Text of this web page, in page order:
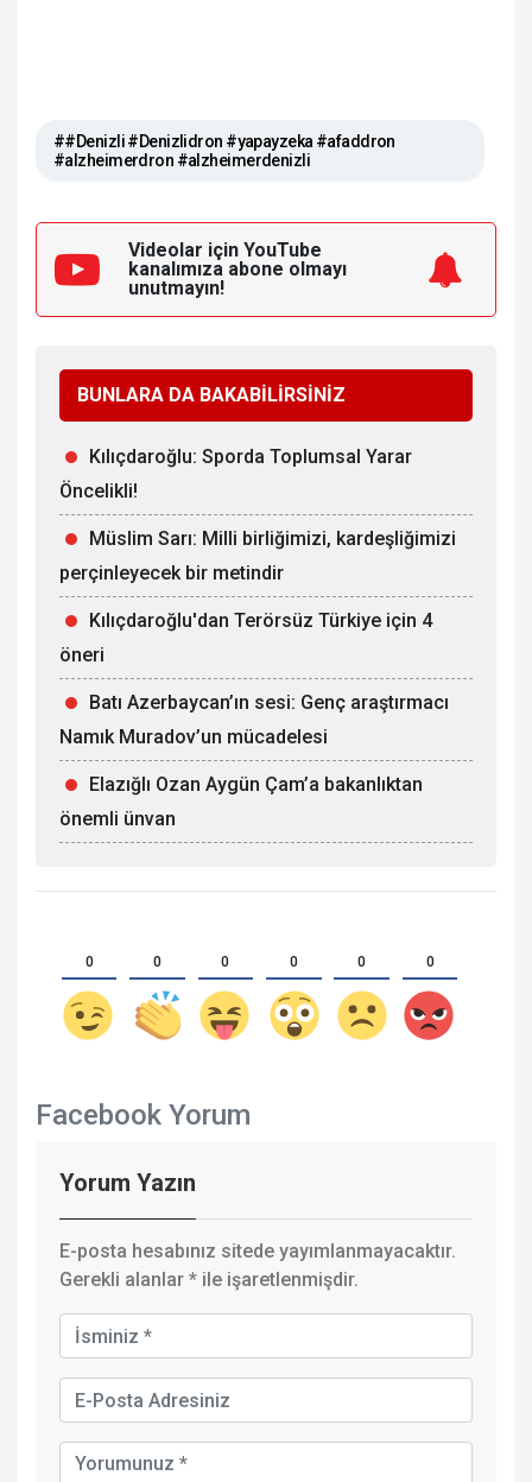
##Denizli #Denizlidron #yapayzeka #afaddron
#alzheimerdron #alzheimerdenizli
Videolar için YouTube
kanalımıza abone olmayı
unutmayın!
BUNLARA DA BAKABİLİRSİNİZ
Kılıçdaroğlu: Sporda Toplumsal Yarar
Öncelikli!
Müslim Sarı: Milli birliğimizi, kardeşliğimizi
perçinleyecek bir metindir
Kılıçdaroğlu'dan Terörsüz Türkiye için 4
öneri
Batı Azerbaycan’ın sesi: Genç araştırmacı
Namık Muradov’un mücadelesi
Elazığlı Ozan Aygün Çam’a bakanlıktan
önemli ünvan
0 0 0 0 0 0
Facebook Yorum
Yorum Yazın
E-posta hesabınız sitede yayımlanmayacaktır.
Gerekli alanlar * ile işaretlenmişdir.